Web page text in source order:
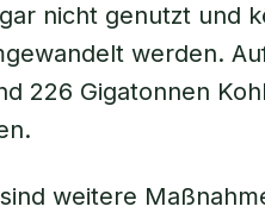
nicht genutzt und
werden.
226 Gigatonnen
weitere